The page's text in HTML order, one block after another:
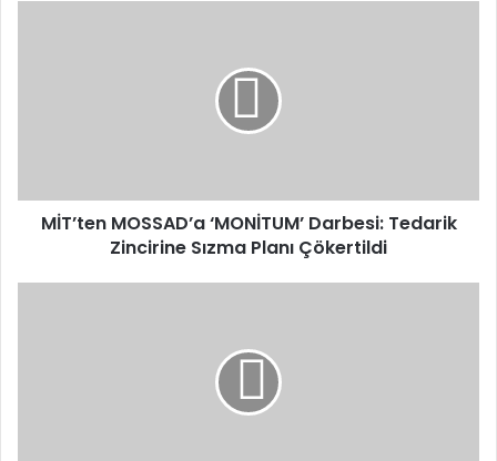
Çökertildi
MİT’ten MOSSAD’a ‘MONİTUM’ Darbesi: Tedarik
Zincirine Sızma Planı Çökertildi